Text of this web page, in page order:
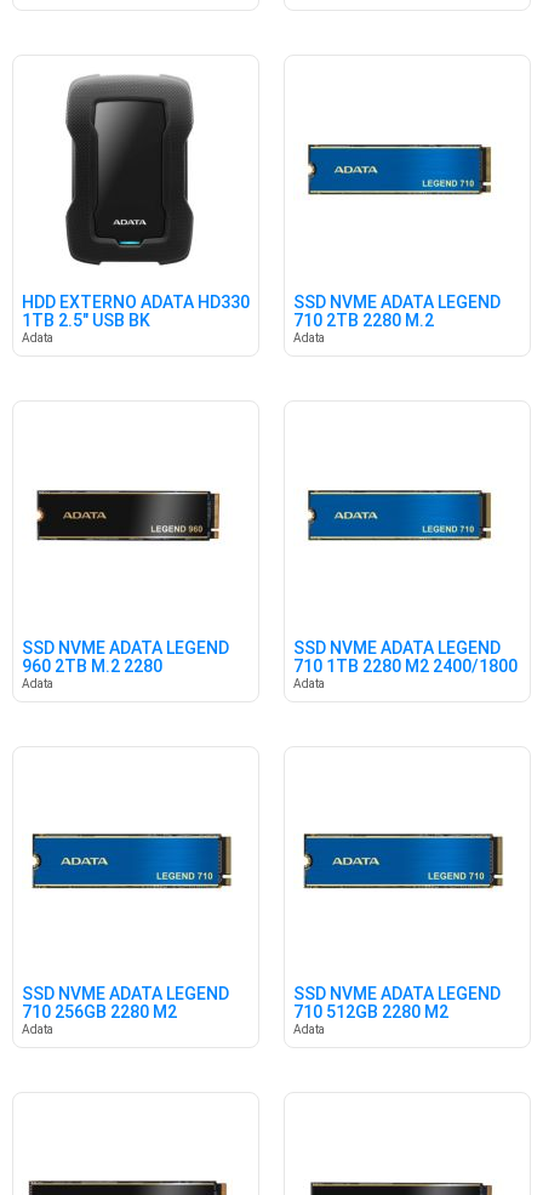
HDD EXTERNO ADATA HD330
1TB 2.5" USB BK
Adata
SSD NVME ADATA LEGEND
710 2TB 2280 M.2
2400/1800
Adata
SSD NVME ADATA LEGEND
960 2TB M.2 2280
7400/6800
Adata
SSD NVME ADATA LEGEND
710 1TB 2280 M2 2400/1800
Adata
SSD NVME ADATA LEGEND
710 256GB 2280 M2
2100/1000
Adata
SSD NVME ADATA LEGEND
710 512GB 2280 M2
2400/1600
Adata